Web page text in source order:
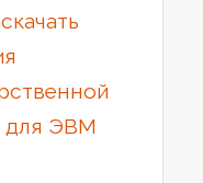
скачать
для ЭВМ